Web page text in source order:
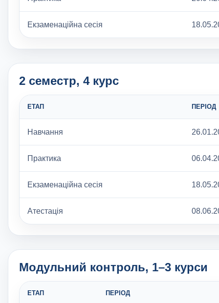
Екзаменаційна сесія
2 семестр, 4 курс
ЕТАП ПЕРІОД
Навчання
Практика
Екзаменаційна сесія
Атестація
Модульний контроль, 1–3 курси
ЕТАП ПЕРІОД